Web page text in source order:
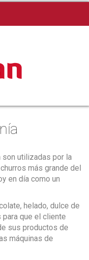
son utilizadas por la
más grande del
en día como un
helado, dulce de
para que el cliente
sus productos de
máquinas de